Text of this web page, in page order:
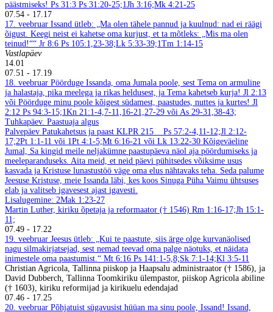
päästmiseks! Ps 31:3 Ps 31:20-25;1Jh 3:16;Mk 4:21-25
07.54 - 17.17
17. veebruar Issand ütleb: „Ma olen tähele pannud ja kuulnud: nad ei räägi
õigust. Keegi neist ei kahetse oma kurjust, et ta mõtleks: „Mis ma olen
teinud!““ Jr 8:6 Ps 105:1,23-38;Lk 5:33-39;1Tm 1:14-15
Vastlapäev
14.01
07.51 - 17.19
18. veebruar Pöörduge Issanda, oma Jumala poole, sest Tema on armuline
ja halastaja, pika meelega ja rikas heldusest, ja Tema kahetseb kurja! Jl 2:13
või Pöörduge minu poole kõigest südamest, paastudes, nuttes ja kurtes! Jl
2:12 Ps 94:3-15;1Kn 21:1-4,7-11,16-21,27-29 või As 29-31,38-43;
Tuhkapäev. Paastuaja algus
Palvepäev Patukahetsus ja paast KLPR 215
Ps 57:2-4,11-12;Jl 2:12-
17;2Pt 1:1-11 või 1Pt 4:1-5;Mt 6:16-21 või Lk 13:22-30 Kõigeväeline
Jumal, Sa kingid meile neljakümne paastupäeva näol aja pöördumiseks ja
meeleparanduseks. Aita meid, et neid päevi pühitsedes võiksime usus
kasvada ja Kristuse lunastustöö väge oma elus nähtavaks teha. Seda palume
Jeesuse Kristuse, meie Issanda läbi, kes koos Sinuga Püha Vaimu ühtsuses
elab ja valitseb igavesest ajast igavesti.
Lisalugemine: 2Mak 1:23-27
Martin Luther, kiriku õpetaja ja reformaator († 1546) Rm 1:16-17;Jh 15:1-
11;
07.49 - 17.22
19. veebruar Jeesus ütleb: „Kui te paastute, siis ärge olge kurvanäolised
nagu silmakirjatsejad, sest nemad teevad oma palge näotuks, et näidata
inimestele oma paastumist.“ Mt 6:16 Ps 141:1-5,8;Sk 7:1-14;Kl 3:5-11
Christian Agricola, Tallinna piiskop ja Haapsalu administraator († 1586), ja
David Dubberch, Tallinna Toomkiriku ülempastor, piiskop Agricola abiline
(† 1603), kiriku reformijad ja kirikuelu edendajad
07.46 - 17.25
20. veebruar Põhjatuist sügavusist hüüan ma sinu poole, Issand! Issand,